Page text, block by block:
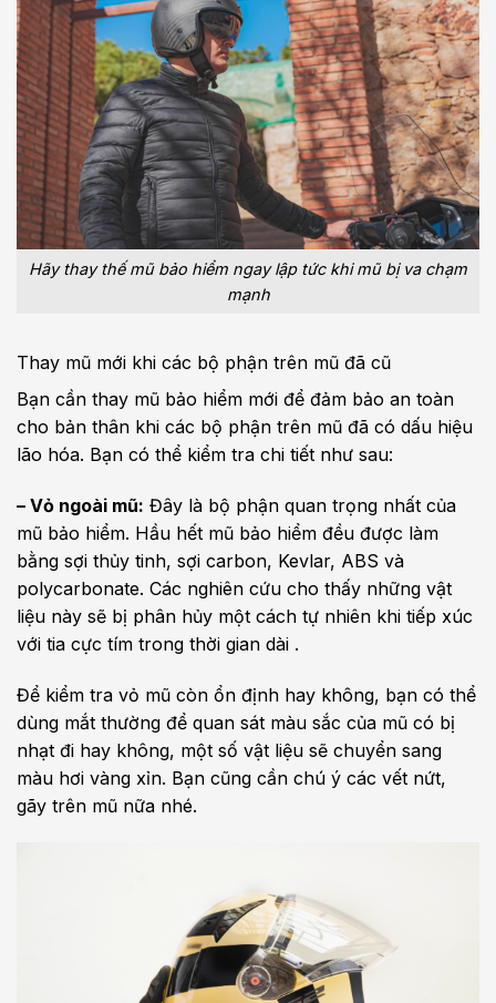
Hãy thay thế mũ bảo hiểm ngay lập tức khi mũ bị va chạm
mạnh
Thay mũ mới khi các bộ phận trên mũ đã cũ
Bạn cần thay mũ bảo hiểm mới để đảm bảo an toàn
cho bản thân khi các bộ phận trên mũ đã có dấu hiệu
lão hóa. Bạn có thể kiểm tra chi tiết như sau:
– Vỏ ngoài mũ: Đây là bộ phận quan trọng nhất của
mũ bảo hiểm. Hầu hết mũ bảo hiểm đều được làm
bằng sợi thủy tinh, sợi carbon, Kevlar, ABS và
polycarbonate. Các nghiên cứu cho thấy những vật
liệu này sẽ bị phân hủy một cách tự nhiên khi tiếp xúc
với tia cực tím trong thời gian dài .
Để kiểm tra vỏ mũ còn ổn định hay không, bạn có thể
dùng mắt thường để quan sát màu sắc của mũ có bị
nhạt đi hay không, một số vật liệu sẽ chuyển sang
màu hơi vàng xỉn. Bạn cũng cần chú ý các vết nứt,
gãy trên mũ nữa nhé.